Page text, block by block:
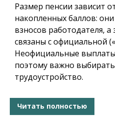
Размер пенсии зависит
накопленных баллов:
взносов работодателя,
связаны с официальной
Неофициальные
поэтому важно
трудоустройство.
Читать полностью